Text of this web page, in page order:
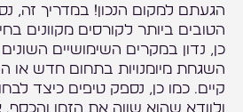
הגעתם למקום הנכון! במדריך זה,
הטובים ביותר לקורסים מקוונים
כן, נדון במקרים השימושיים
השגחת מיומנויות בתחום חדש או
קיים. כמו כן, נספק טיפים כיצד
ולוודא שהוא שווה את הזמן והכסף.